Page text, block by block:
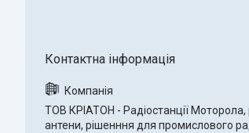
ТОВ КРІАТОН - Радіостанції Моторола,
антени, рішенння для промислового